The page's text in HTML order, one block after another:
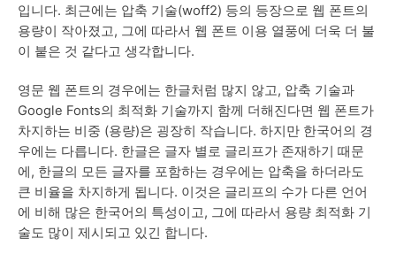
입니다. 최근에는 압축 기술(woff2) 등의 등장으로 웹 폰트의
용량이 작아졌고, 그에 따라서 웹 폰트 이용 열풍에 더욱 더 불
이 붙은 것 같다고 생각합니다.
영문 웹 폰트의 경우에는 한글처럼 많지 않고, 압축 기술과
Google Fonts의 최적화 기술까지 함께 더해진다면 웹 폰트가
차지하는 비중 (용량)은 굉장히 작습니다. 하지만 한국어의 경
우에는 다릅니다. 한글은 글자 별로 글리프가 존재하기 때문
에, 한글의 모든 글자를 포함하는 경우에는 압축을 하더라도
큰 비율을 차지하게 됩니다. 이것은 글리프의 수가 다른 언어
에 비해 많은 한국어의 특성이고, 그에 따라서 용량 최적화 기
술도 많이 제시되고 있긴 합니다.